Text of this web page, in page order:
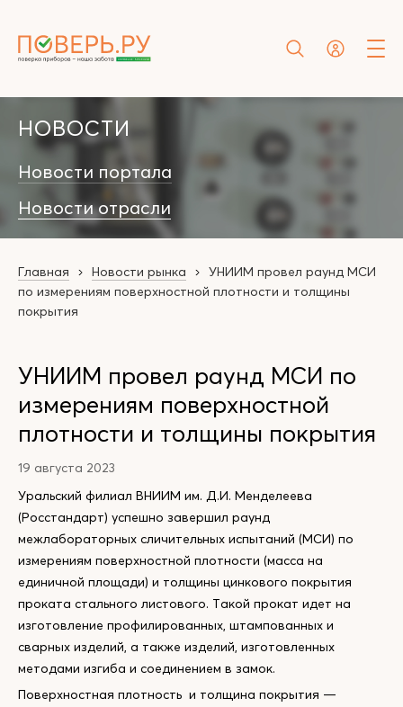
НОВОСТИ
Новости портала
Новости отрасли
Главная Новости рынка
УНИИМ провел раунд МСИ
по измерениям поверхностной плотности и толщины
покрытия
УНИИМ провел раунд МСИ по
измерениям поверхностной
плотности и толщины покрытия
19 августа 2023
Уральский филиал ВНИИМ им. Д.И. Менделеева
(Росстандарт) успешно завершил раунд
межлабораторных сличительных испытаний (МСИ) по
измерениям поверхностной плотности (масса на
единичной площади) и толщины цинкового покрытия
проката стального листового. Такой прокат идет на
изготовление профилированных, штампованных и
сварных изделий, а также изделий, изготовленных
методами изгиба и соединением в замок.
Поверхностная плотность и толщина покрытия —